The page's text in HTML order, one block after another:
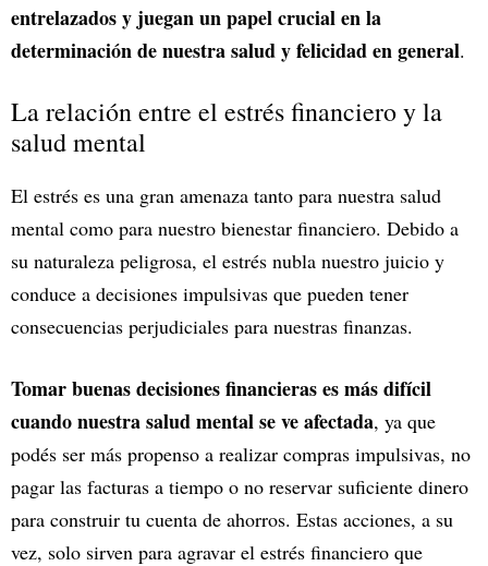
entrelazados y juegan un papel crucial en la
determinación de nuestra salud y felicidad en general.
La relación entre el estrés financiero y la
salud mental
El estrés es una gran amenaza tanto para nuestra salud
mental como para nuestro bienestar financiero. Debido a
su naturaleza peligrosa, el estrés nubla nuestro juicio y
conduce a decisiones impulsivas que pueden tener
consecuencias perjudiciales para nuestras finanzas.
Tomar buenas decisiones financieras es más difícil
cuando nuestra salud mental se ve afectada, ya que
podés ser más propenso a realizar compras impulsivas, no
pagar las facturas a tiempo o no reservar suficiente dinero
para construir tu cuenta de ahorros. Estas acciones, a su
vez, solo sirven para agravar el estrés financiero que